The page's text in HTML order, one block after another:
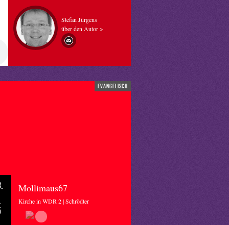
Stefan Jürgens
über den Autor >
evangelisch
Mollimaus67
Kirche in WDR 2 | Schrödter